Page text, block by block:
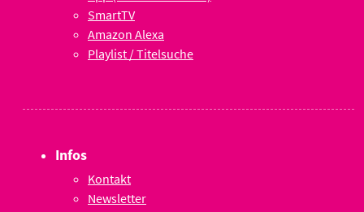
SmartTV
Amazon Alexa
Playlist / Titelsuche
Infos
Kontakt
Newsletter